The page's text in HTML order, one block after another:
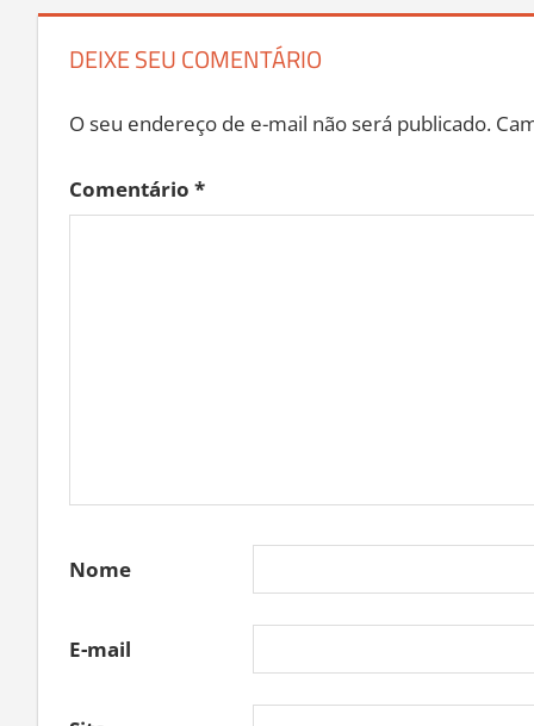
DEIXE SEU COMENTÁRIO
O seu endereço de e-mail não será publicado.
Comentário
Nome
E-mail